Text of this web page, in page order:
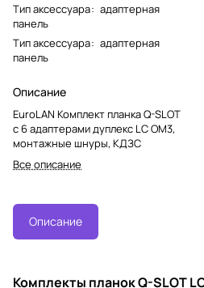
Тип аксессуара: адаптерная
панель
Тип аксессуара: адаптерная
панель
Описание
EuroLAN Комплект планка Q-SLOT
с 6 адаптерами дуплекс LC OM3,
монтажные шнуры, КДЗС
Все описание
Описание
Комплекты планок Q-SLOT